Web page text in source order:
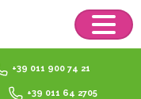
+39 011 900 74 21
+39 011 64 2705